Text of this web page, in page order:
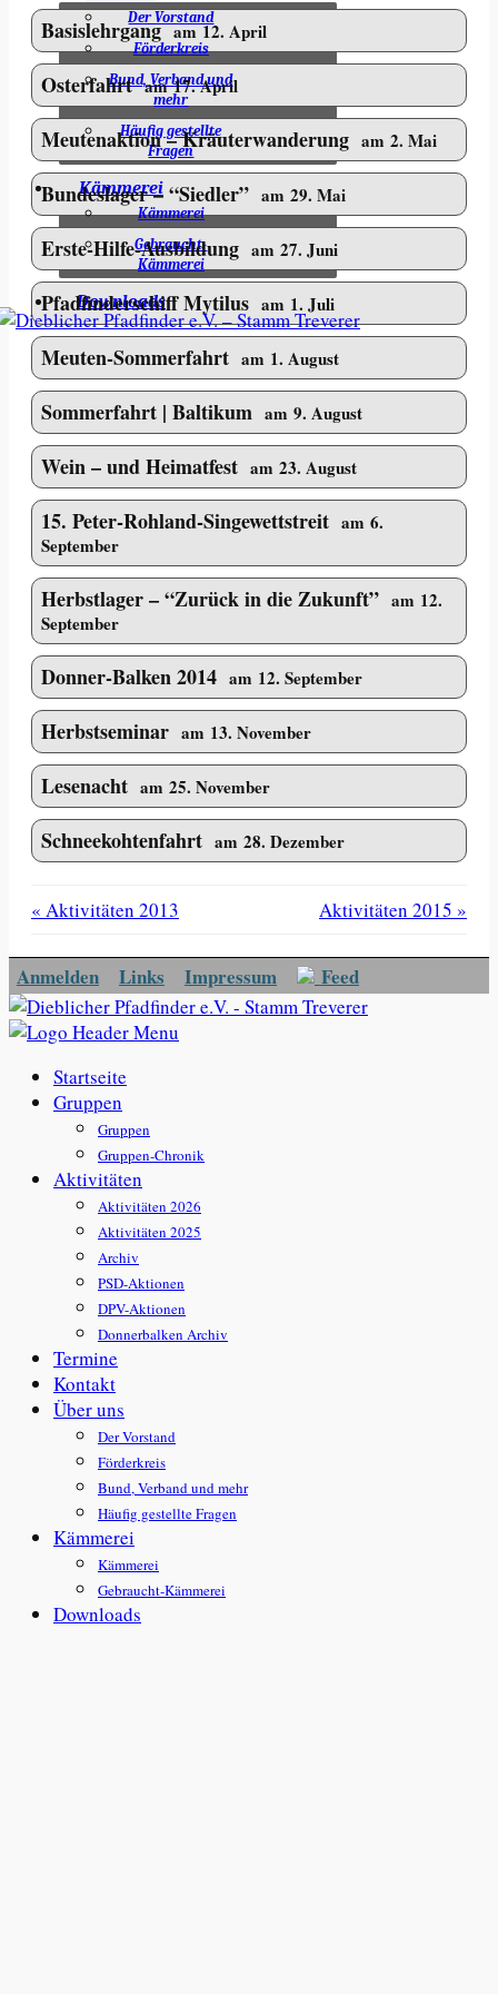
Der Vorstand
Förderkreis
Bund, Verband und
mehr
Häufig gestellte
Fragen
Kämmerei
Kämmerei
Gebraucht-
Kämmerei
Downloads
Basislehrgang am 12. April
Osterfahrt am 17. April
Meutenaktion – Kräuterwanderung am 2. Mai
Bundeslager – “Siedler” am 29. Mai
Erste-Hilfe-Ausbildung am 27. Juni
Pfadfinderschiff Mytilus am 1. Juli
Meuten-Sommerfahrt am 1. August
Sommerfahrt | Baltikum am 9. August
Wein – und Heimatfest am 23. August
15. Peter-Rohland-Singewettstreit am 6.
September
Herbstlager – “Zurück in die Zukunft” am 12.
September
Donner-Balken 2014 am 12. September
Herbstseminar am 13. November
Lesenacht am 25. November
Schneekohtenfahrt am 28. Dezember
« Aktivitäten 2013 Aktivitäten 2015 »
Anmelden Links Impressum Feed
Startseite
Gruppen
Gruppen
Gruppen-Chronik
Aktivitäten
Aktivitäten 2026
Aktivitäten 2025
Archiv
PSD-Aktionen
DPV-Aktionen
Donnerbalken Archiv
Termine
Kontakt
Über uns
Der Vorstand
Förderkreis
Bund, Verband und mehr
Häufig gestellte Fragen
Kämmerei
Kämmerei
Gebraucht-Kämmerei
Downloads